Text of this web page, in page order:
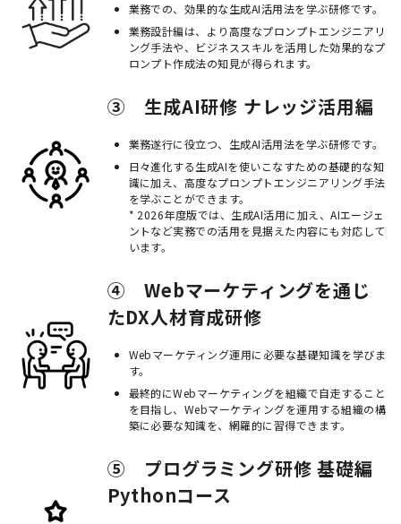
業務での、効果的な生成AI活用法を学ぶ研修です。
業務設計編は、より高度なプロンプトエンジニアリ
ング手法や、ビジネススキルを活用した効果的なプ
ロンプト作成法の知見が得られます。
③ 生成AI研修 ナレッジ活用編
業務遂行に役立つ、生成AI活用法を学ぶ研修です。
日々進化する生成AIを使いこなすための基礎的な知
識に加え、高度なプロンプトエンジニアリング手法
を学ぶことができます。
* 2026年度版では、生成AI活用に加え、AIエージェ
ントなど実務での活用を見据えた内容にも対応して
います。
④ Webマーケティングを通じ
たDX人材育成研修
Webマーケティング運用に必要な基礎知識を学びま
す。
最終的にWebマーケティングを組織で自走すること
を目指し、Webマーケティングを運用する組織の構
築に必要な知識を、網羅的に習得できます。
⑤ プログラミング研修 基礎編
Pythonコース